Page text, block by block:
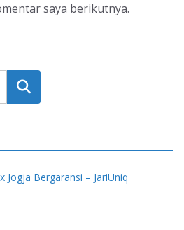
saya berikutnya.
Cari
Jogja Bergaransi – JariUniq